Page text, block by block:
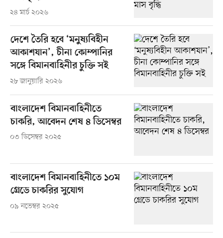
২৪ মার্চ ২০২৬
দেশে তৈরি হবে ‘মনুষ্যবিহীন
আকাশযান’, চীনা কোম্পানির
সঙ্গে বিমানবাহিনীর চুক্তি সই
২৮ জানুয়ারি ২০২৬
বাংলাদেশ বিমানবাহিনীতে
চাকরি, আবেদন শেষ ৪ ডিসেম্বর
০৩ ডিসেম্বর ২০২৫
বাংলাদেশ বিমানবাহিনীতে ১০ম
গ্রেডে চাকরির সুযোগ
০৯ নভেম্বর ২০২৫